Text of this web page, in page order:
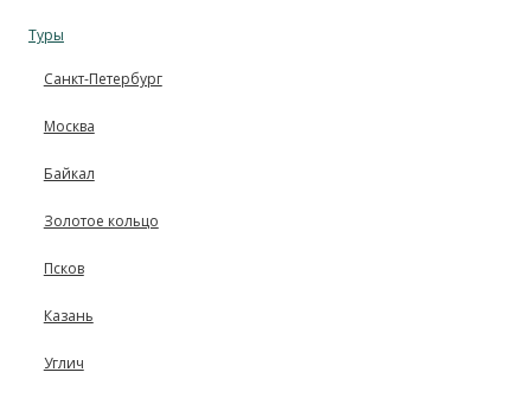
Туры
Санкт-Петербург
Москва
Байкал
Золотое кольцо
Псков
Казань
Углич